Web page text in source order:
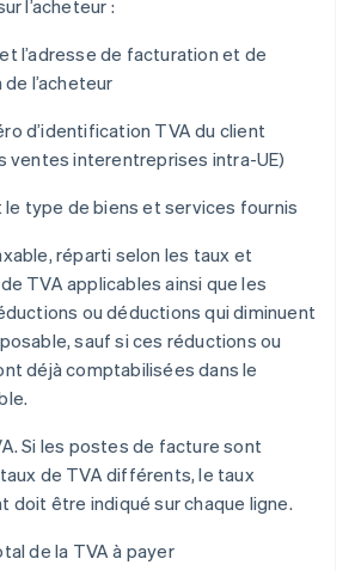
l’acheteur :
l’adresse de facturation et de
l’acheteur
d’identification TVA du client
ventes interentreprises intra-UE)
type de biens et services fournis
réparti selon les taux et
TVA applicables ainsi que les
ou déductions qui diminuent
sauf si ces réductions ou
déjà comptabilisées dans le
Si les postes de facture sont
de TVA différents, le taux
doit être indiqué sur chaque ligne.
de la TVA à payer